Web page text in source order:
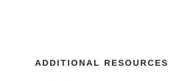
ADDITIONAL RESOURCES